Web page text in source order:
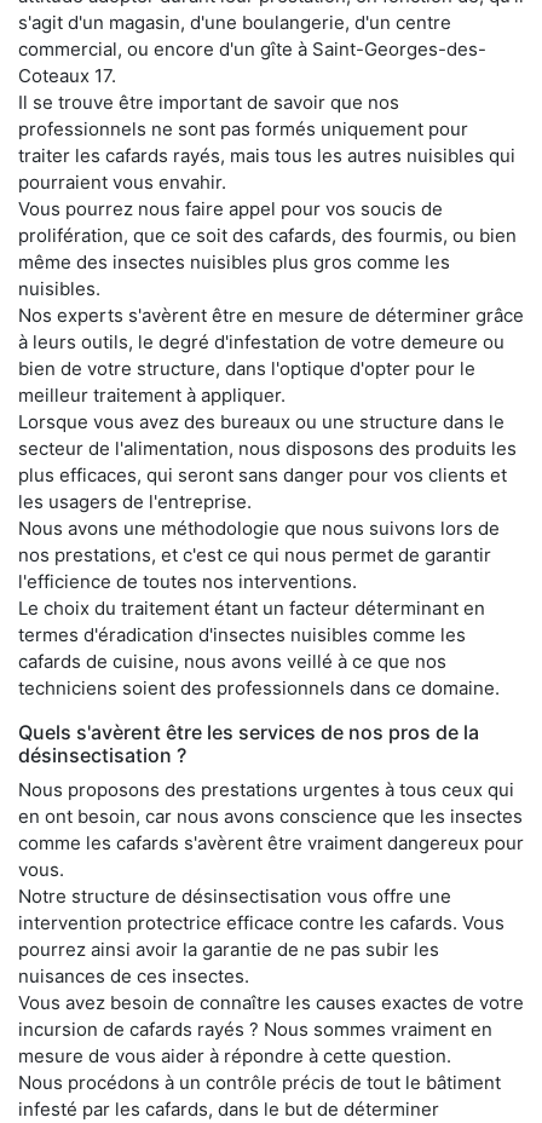
s'agit d'un magasin, d'une boulangerie, d'un centre
commercial, ou encore d'un gîte à Saint-Georges-des-
Coteaux 17.
Il se trouve être important de savoir que nos
professionnels ne sont pas formés uniquement pour
traiter les cafards rayés, mais tous les autres nuisibles qui
pourraient vous envahir.
Vous pourrez nous faire appel pour vos soucis de
prolifération, que ce soit des cafards, des fourmis, ou bien
même des insectes nuisibles plus gros comme les
nuisibles.
Nos experts s'avèrent être en mesure de déterminer grâce
à leurs outils, le degré d'infestation de votre demeure ou
bien de votre structure, dans l'optique d'opter pour le
meilleur traitement à appliquer.
Lorsque vous avez des bureaux ou une structure dans le
secteur de l'alimentation, nous disposons des produits les
plus efficaces, qui seront sans danger pour vos clients et
les usagers de l'entreprise.
Nous avons une méthodologie que nous suivons lors de
nos prestations, et c'est ce qui nous permet de garantir
l'efficience de toutes nos interventions.
Le choix du traitement étant un facteur déterminant en
termes d'éradication d'insectes nuisibles comme les
cafards de cuisine, nous avons veillé à ce que nos
techniciens soient des professionnels dans ce domaine.
Quels s'avèrent être les services de nos pros de la
désinsectisation ?
Nous proposons des prestations urgentes à tous ceux qui
en ont besoin, car nous avons conscience que les insectes
comme les cafards s'avèrent être vraiment dangereux pour
vous.
Notre structure de désinsectisation vous offre une
intervention protectrice efficace contre les cafards. Vous
pourrez ainsi avoir la garantie de ne pas subir les
nuisances de ces insectes.
Vous avez besoin de connaître les causes exactes de votre
incursion de cafards rayés ? Nous sommes vraiment en
mesure de vous aider à répondre à cette question.
Nous procédons à un contrôle précis de tout le bâtiment
infesté par les cafards, dans le but de déterminer